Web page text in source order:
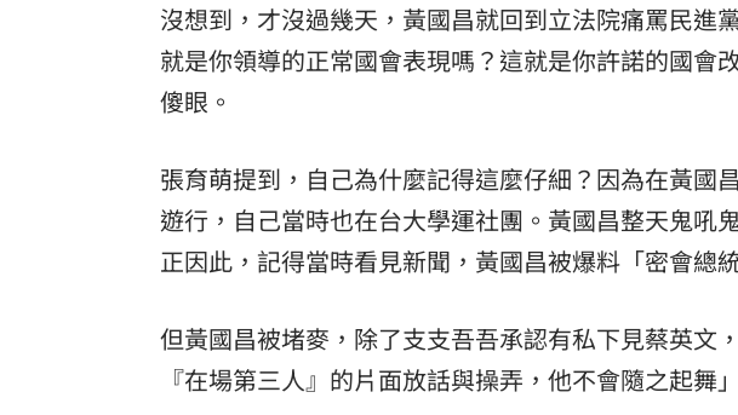
沒想到，才沒過幾天，黃國昌就回到立法院痛罵民進
就是你領導的正常國會表現嗎？這就是你許諾的國會
傻眼。
張育萌提到，自己為什麼記得這麼仔細？因為在黃國
遊行，自己當時也在台大學運社團。黃國昌整天鬼吼
正因此，記得當時看見新聞，黃國昌被爆料「密會總
但黃國昌被堵麥，除了支支吾吾承認有私下見蔡英文
『在場第三人』的片面放話與操弄，他不會隨之起舞